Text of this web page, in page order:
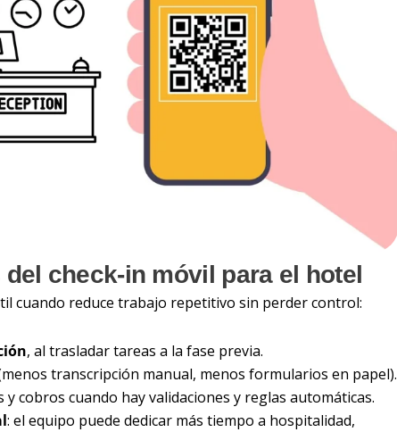
check-in móvil para el hotel
cuando reduce trabajo repetitivo sin perder control:
, al trasladar tareas a la fase previa.
transcripción manual, menos formularios en papel).
y cobros cuando hay validaciones y reglas automáticas.
: el equipo puede dedicar más tiempo a hospitalidad,